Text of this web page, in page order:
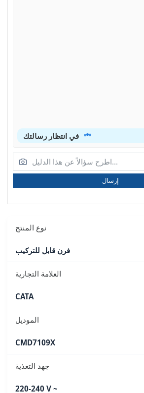
إرسال
نوع المنتج
فرن قابل للتركيب
العلامة التجارية
CATA
الموديل
CMD7109X
جهد التغذية
220-240 V ~